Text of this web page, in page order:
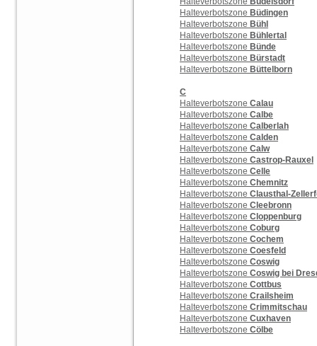
Halteverbotszone Büdingen
Halteverbotszone Bühl
Halteverbotszone Bühlertal
Halteverbotszone Bünde
Halteverbotszone Bürstadt
Halteverbotszone Büttelborn
C
Halteverbotszone Calau
Halteverbotszone Calbe
Halteverbotszone Calberlah
Halteverbotszone Calden
Halteverbotszone Calw
Halteverbotszone Castrop-Rauxel
Halteverbotszone Celle
Halteverbotszone Chemnitz
Halteverbotszone Clausthal-
Halteverbotszone Cleebronn
Halteverbotszone Cloppenburg
Halteverbotszone Coburg
Halteverbotszone Cochem
Halteverbotszone Coesfeld
Halteverbotszone Coswig
Halteverbotszone Coswig bei
Halteverbotszone Cottbus
Halteverbotszone Crailsheim
Halteverbotszone Crimmitschau
Halteverbotszone Cuxhaven
Halteverbotszone Cölbe